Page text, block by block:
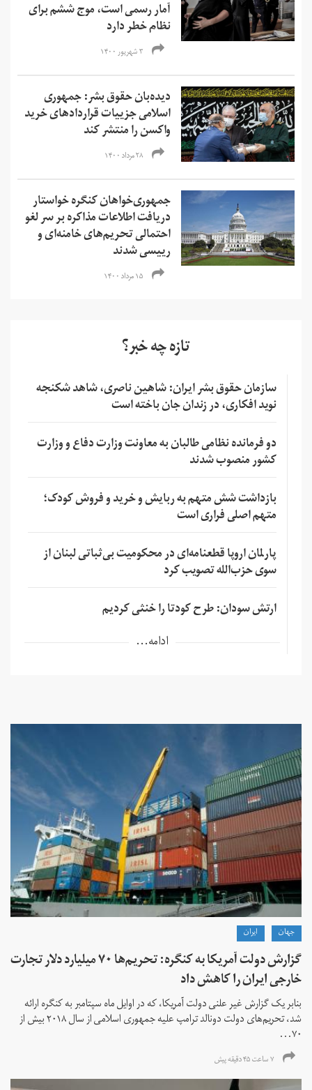
آمار رسمی است، موج ششم برای
نظام خطر دارد
۳ شهریور ۱۴۰۰
دیده‌بان حقوق بشر: جمهوری
اسلامی جزییات قراردادهای خرید
واکسن را منتشر کند
۲۸ مرداد ۱۴۰۰
جمهوری‌خواهان کنگره خواستار
دریافت اطلاعات مذاکره بر سر لغو
احتمالی تحریم‌های خامنه‌ای و
رییسی شدند
۱۵ مرداد ۱۴۰۰
تازه چه خبر؟
سازمان حقوق بشر ایران: شاهین ناصری، شاهد شکنجه
نوید افکاری، در زندان جان باخته است
دو فرمانده نظامی طالبان به معاونت وزارت دفاع و وزارت
کشور منصوب شدند
بازداشت شش متهم به ربایش و خرید و فروش کودک؛
متهم اصلی فراری است
پارلمان اروپا قطعنامه‌ای در محکومیت بی‌ثباتی لبنان از
سوی حزب‌الله تصویب کرد
ارتش سودان: طرح کودتا را خنثی کردیم
ادامه...
جهان ايران
گزارش دولت آمریکا به کنگره: تحریم‌ها ۷۰ میلیارد دلار تجارت
خارجی ایران را کاهش داد
بنابر یک گزارش غیر علنی دولت آمریکا، که در اوایل ماه سپتامبر به کنگره ارائه
شد، تحریم‌های دولت دونالد ترامپ علیه جمهوری اسلامی از سال ۲۰۱۸ بیش از
۷۰...
۷ ساعت ۴۵ دقیقه پیش